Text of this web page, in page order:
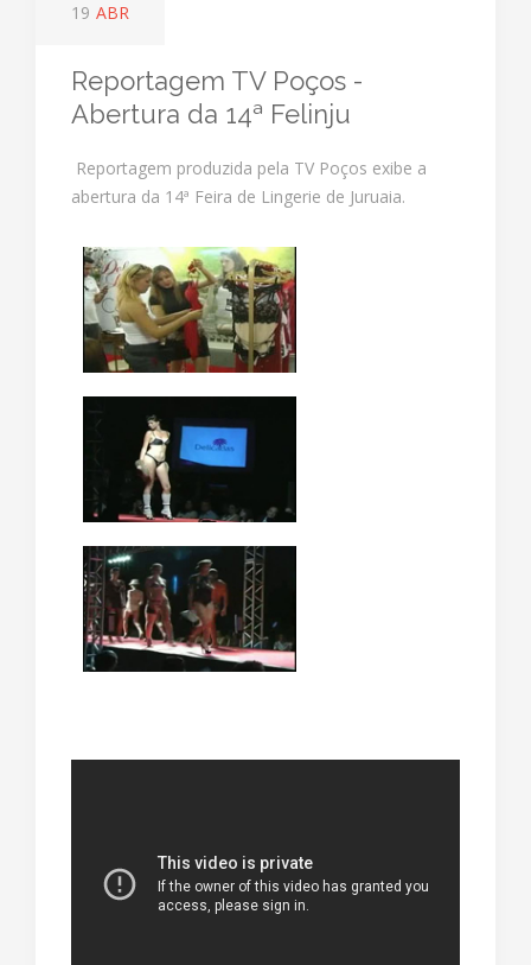
19 ABR
Reportagem TV Poços -
Abertura da 14ª Felinju
Reportagem produzida pela TV Poços exibe a
abertura da 14ª Feira de Lingerie de Juruaia.